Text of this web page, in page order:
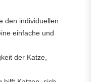
den individuellen
einfache und
der Katze,